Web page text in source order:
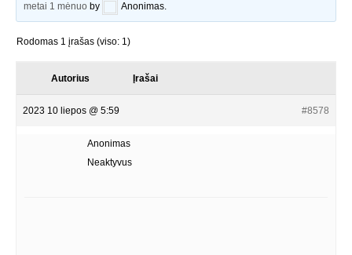
metai 1 mėnuo by Anonimas.
Rodomas 1 įrašas (viso: 1)
Autorius Įrašai
2023 10 liepos @ 5:59 #8578
Anonimas
Neaktyvus